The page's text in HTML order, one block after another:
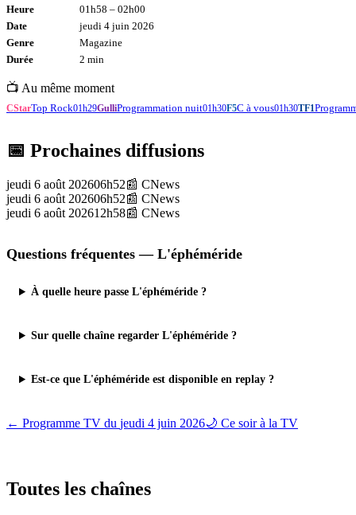
Heure
01h58 – 02h00
Date
jeudi 4 juin 2026
Genre
Magazine
Durée
2 min
📺 Au même moment
CStarTop Rock01h29GulliProgrammation nuit01h30F5C à vous01h30TF1
📅 Prochaines diffusions
jeudi 6 août 202606h52📰 CNews
jeudi 6 août 202606h52📰 CNews
jeudi 6 août 202612h58📰 CNews
Questions fréquentes — L'éphéméride
À quelle heure passe L'éphéméride ?
Sur quelle chaîne regarder L'éphéméride ?
Est-ce que L'éphéméride est disponible en replay ?
← Programme TV du jeudi 4 juin 2026🌙 Ce soir à la TV
Toutes les chaînes